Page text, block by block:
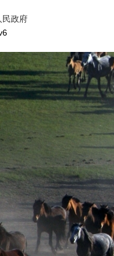
民政府